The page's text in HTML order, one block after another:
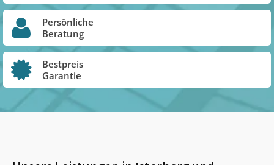
Persönliche
Beratung
Bestpreis
Garantie